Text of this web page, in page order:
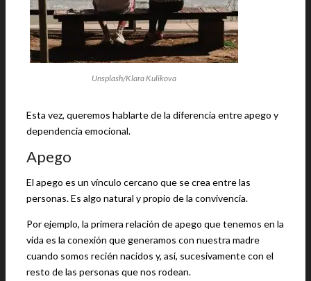
Unsplash/Klara Kulikova
Esta vez, queremos hablarte de la diferencia entre apego y
dependencia emocional.
Apego
El apego es un vínculo cercano que se crea entre las
personas. Es algo natural y propio de la convivencia.
Por ejemplo, la primera relación de apego que tenemos en la
vida es la conexión que generamos con nuestra madre
cuando somos recién nacidos y, así, sucesivamente con el
resto de las personas que nos rodean.